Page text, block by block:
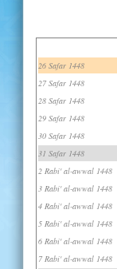
26 Safar 1448
27 Safar 1448
28 Safar 1448
29 Safar 1448
30 Safar 1448
31 Safar 1448
2 Rabi' al-awwal 1448
3 Rabi' al-awwal 1448
4 Rabi' al-awwal 1448
5 Rabi' al-awwal 1448
6 Rabi' al-awwal 1448
7 Rabi' al-awwal 1448